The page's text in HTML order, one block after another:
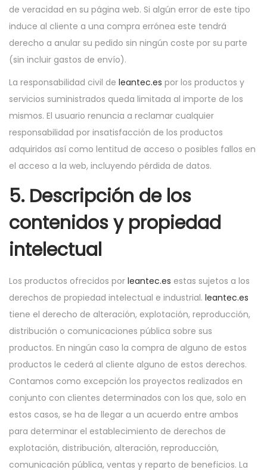
de veracidad en su página web. Si algún error de este tipo
induce al cliente a una compra errónea este tendrá
derecho a anular su pedido sin ningún coste por su parte
(sin incluir gastos de envío).
La responsabilidad civil de leantec.es por los productos y
servicios suministrados queda limitada al importe de los
mismos. El usuario renuncia a reclamar cualquier
responsabilidad por insatisfacción de los productos
adquiridos así como lentitud de acceso o posibles fallos en
el acceso a la web, incluyendo pérdida de datos.
5. Descripción de los
contenidos y propiedad
intelectual
Los productos ofrecidos por leantec.es estas sujetos a los
derechos de propiedad intelectual e industrial. leantec.es
tiene el derecho de alteración, explotación, reproducción,
distribución o comunicaciones pública sobre sus
productos. En ningún caso la compra de alguno de estos
productos le cederá al cliente alguno de estos derechos.
Contamos como excepción los proyectos realizados en
conjunto con clientes determinados con los que, solo en
estos casos, se ha de llegar a un acuerdo entre ambos
para determinar el establecimiento de derechos de
explotación, distribución, alteración, reproducción,
comunicación pública, ventas y reparto de beneficios. La